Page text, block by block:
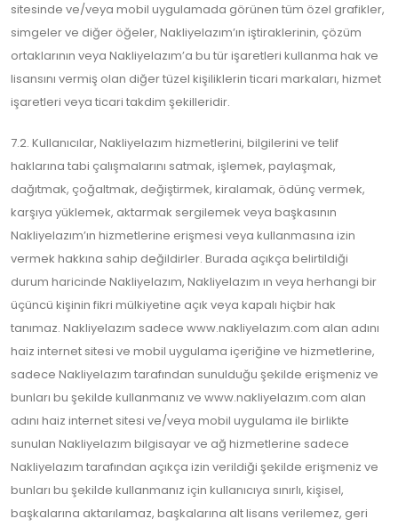
sitesinde ve/veya mobil uygulamada görünen tüm özel grafikler,
simgeler ve diğer öğeler, Nakliyelazım’ın iştiraklerinin, çözüm
ortaklarının veya Nakliyelazım’a bu tür işaretleri kullanma hak ve
lisansını vermiş olan diğer tüzel kişiliklerin ticari markaları, hizmet
işaretleri veya ticari takdim şekilleridir.
7.2. Kullanıcılar, Nakliyelazım hizmetlerini, bilgilerini ve telif
haklarına tabi çalışmalarını satmak, işlemek, paylaşmak,
dağıtmak, çoğaltmak, değiştirmek, kiralamak, ödünç vermek,
karşıya yüklemek, aktarmak sergilemek veya başkasının
Nakliyelazım’ın hizmetlerine erişmesi veya kullanmasına izin
vermek hakkına sahip değildirler. Burada açıkça belirtildiği
durum haricinde Nakliyelazım, Nakliyelazım ın veya herhangi bir
üçüncü kişinin fikri mülkiyetine açık veya kapalı hiçbir hak
tanımaz. Nakliyelazım sadece www.nakliyelazım.com alan adını
haiz internet sitesi ve mobil uygulama içeriğine ve hizmetlerine,
sadece Nakliyelazım tarafından sunulduğu şekilde erişmeniz ve
bunları bu şekilde kullanmanız ve www.nakliyelazım.com alan
adını haiz internet sitesi ve/veya mobil uygulama ile birlikte
sunulan Nakliyelazım bilgisayar ve ağ hizmetlerine sadece
Nakliyelazım tarafından açıkça izin verildiği şekilde erişmeniz ve
bunları bu şekilde kullanmanız için kullanıcıya sınırlı, kişisel,
başkalarına aktarılamaz, başkalarına alt lisans verilemez, geri